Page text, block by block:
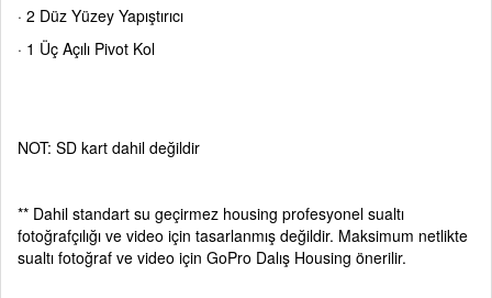
· 2 Düz Yüzey Yapıştırıcı
· 1 Üç Açılı Pivot Kol
NOT: SD kart dahil değildir
** Dahil standart su geçirmez housing profesyonel sualtı
fotoğrafçılığı ve video için tasarlanmış değildir. Maksimum netlikte
sualtı fotoğraf ve video için GoPro Dalış Housing önerilir.